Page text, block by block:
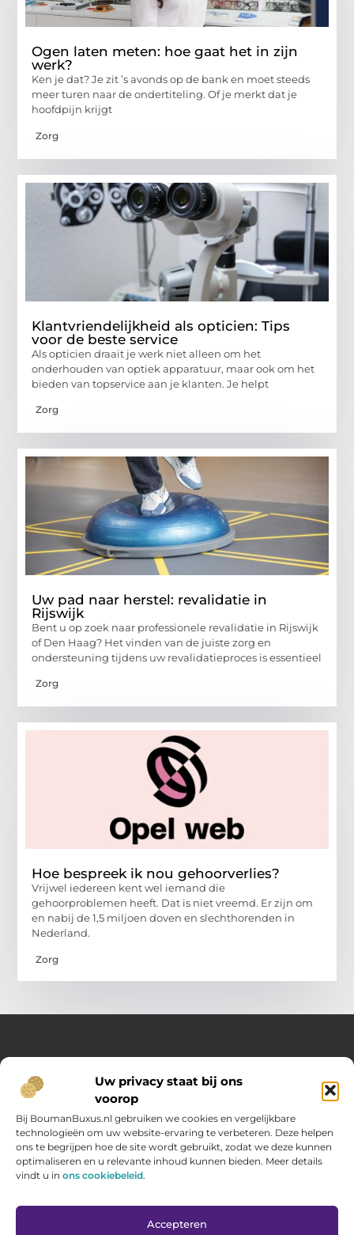
Uw privacy staat bij ons
voorop
Bij BoumanBuxus.nl gebruiken we cookies en vergelijkbare
technologieën om uw website-ervaring te verbeteren. Deze helpen
ons te begrijpen hoe de site wordt gebruikt, zodat we deze kunnen
optimaliseren en u relevante inhoud kunnen bieden. Meer details
vindt u in ons cookiebeleid.
Accepteren
Ogen laten meten: hoe gaat het in zijn
werk?
Ken je dat? Je zit ’s avonds op de bank en moet steeds
meer turen naar de ondertiteling. Of je merkt dat je
hoofdpijn krijgt
Zorg
Klantvriendelijkheid als opticien: Tips
voor de beste service
Als opticien draait je werk niet alleen om het
onderhouden van optiek apparatuur, maar ook om het
bieden van topservice aan je klanten. Je helpt
Zorg
Uw pad naar herstel: revalidatie in
Rijswijk
Bent u op zoek naar professionele revalidatie in Rijswijk
of Den Haag? Het vinden van de juiste zorg en
ondersteuning tijdens uw revalidatieproces is essentieel
Zorg
Hoe bespreek ik nou gehoorverlies?
Vrijwel iedereen kent wel iemand die
gehoorproblemen heeft. Dat is niet vreemd. Er zijn om
en nabij de 1,5 miljoen doven en slechthorenden in
Nederland.
Zorg
Over Opelweb
Jouw startpunt voor handige tips en inspirerende artikelen
Op Opelweb.nl vind je een gevarieerd aanbod aan blogs en
content die je helpen meer uit je dag te halen – van nuttige
adviezen tot verrassende inzichten voor in het dagelijks leven.
Main Links
Bericht categorie